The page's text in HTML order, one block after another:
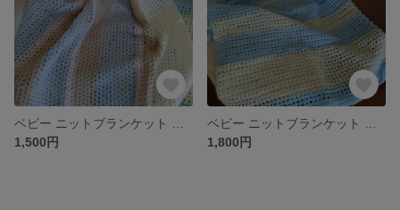
1,500円
1,800円